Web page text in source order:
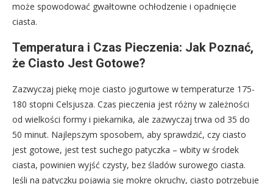
może spowodować gwałtowne ochłodzenie i opadnięcie
ciasta.
Temperatura i Czas Pieczenia: Jak Poznać,
że Ciasto Jest Gotowe?
Zazwyczaj piekę moje ciasto jogurtowe w temperaturze 175-
180 stopni Celsjusza. Czas pieczenia jest różny w zależności
od wielkości formy i piekarnika, ale zazwyczaj trwa od 35 do
50 minut. Najlepszym sposobem, aby sprawdzić, czy ciasto
jest gotowe, jest test suchego patyczka – wbity w środek
ciasta, powinien wyjść czysty, bez śladów surowego ciasta.
Jeśli na patyczku pojawią się mokre okruchy, ciasto potrzebuje